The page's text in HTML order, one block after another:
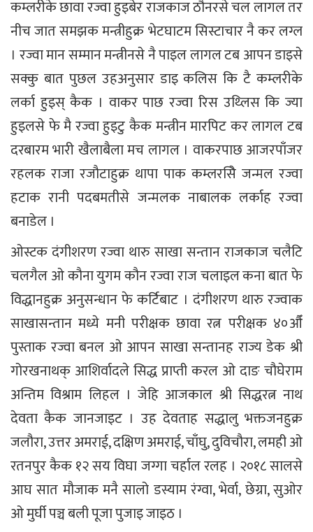
कम्लरीके छावा रज्वा हुइबेर राजकाज ठौनरसे चल लागल तर
नीच जात समझक मन्त्रीहुक्र भेटघाटम सिस्टाचार नै कर लग्ल
। रज्वा मान सम्मान मन्त्रीनसे नै पाइल लागल टब आपन डाइसे
सक्कु बात पुछल उहअनुसार डाइ कलिस कि टै कम्लरीके
लर्का हुइस् कैक । वाकर पाछ रज्वा रिस उथ्लिस कि ज्या
हुइलसे फे मै रज्वा हुइटु कैक मन्त्रीन मारपिट कर लागल टब
दरबारम भारी खैलाबैला मच लागल । वाकरपाछ आजरपाँजर
रहलक राजा रजौटाहुक्र थापा पाक कम्लरसिे जन्मल रज्वा
हटाक रानी पदबमतीसे जन्मलक नाबालक लर्काह रज्वा
बनाडेल ।
ओस्टक दंगीशरण रज्वा थारु साखा सन्तान राजकाज चलैटि
चलगैल ओ कौना युगम कौन रज्वा राज चलाइल कना बात फे
विद्धानहुक्र अनुसन्धान फे कर्टिबाट । दंगीशरण थारु रज्वाक
साखासन्तान मध्ये मनी परीक्षक छावा रत्न परीक्षक ४०औँ
पुस्ताक रज्वा बनल ओ आपन साखा सन्तानह राज्य डेक श्री
गोरखनाथक् आशिर्वादले सिद्ध प्राप्ती करल ओ दाङ चौघेराम
अन्तिम विश्राम लिहल । जेहि आजकाल श्री सिद्धरत्न नाथ
देवता कैक जानजाइट । उह देवताह सद्धालु भक्तजनहुक्र
जलौरा, उत्तर अमराई, दक्षिण अमराई, चाँघु, दुविचौरा, लमही ओ
रतनपुर कैक १२ सय विघा जग्गा चर्हाल रलह । २०१८ सालसे
आघ सात मौजाक मनै सालो डस्याम रंग्वा, भेर्वा, छेग्रा, सुओर
ओ मुर्घी पञ्च बली पूजा पुजाइ जाइठ ।